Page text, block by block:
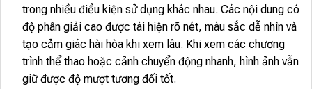
trong nhiều điều kiện sử dụng khác nhau. Các nội dung có
độ phân giải cao được tái hiện rõ nét, màu sắc dễ nhìn và
tạo cảm giác hài hòa khi xem lâu. Khi xem các chương
trình thể thao hoặc cảnh chuyển động nhanh, hình ảnh vẫn
giữ được độ mượt tương đối tốt.